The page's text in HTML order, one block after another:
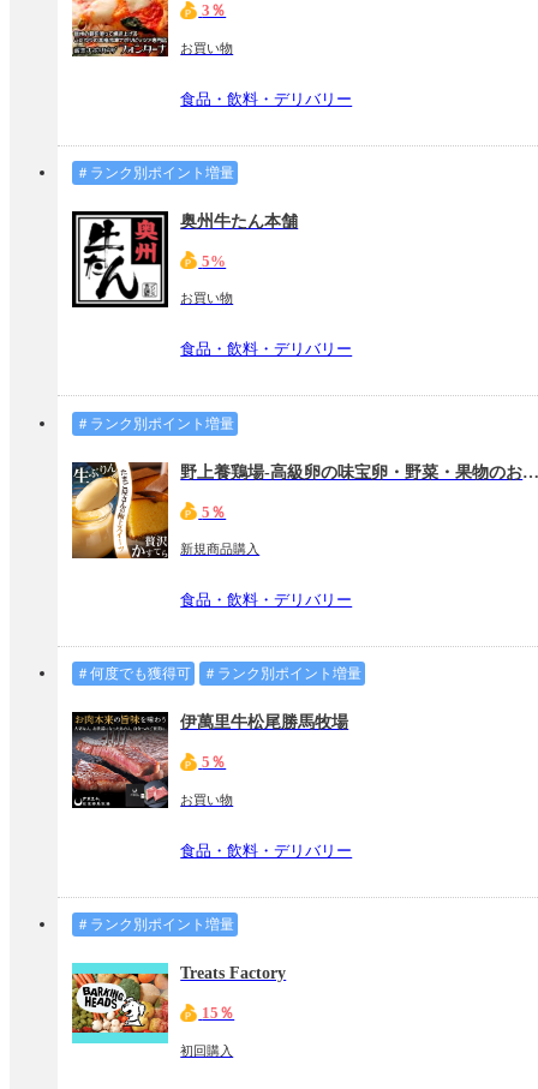
3％
お買い物
食品・飲料・デリバリー
＃ランク別ポイント増量
奥州牛たん本舗
5%
お買い物
食品・飲料・デリバリー
＃ランク別ポイント増量
野上養鶏場-高級卵の味宝卵・野菜・果物の
5％
新規商品購入
食品・飲料・デリバリー
＃何度でも獲得可 ＃ランク別ポイント増量
伊萬里牛松尾勝馬牧場
5％
お買い物
食品・飲料・デリバリー
＃ランク別ポイント増量
Treats Factory
15％
初回購入